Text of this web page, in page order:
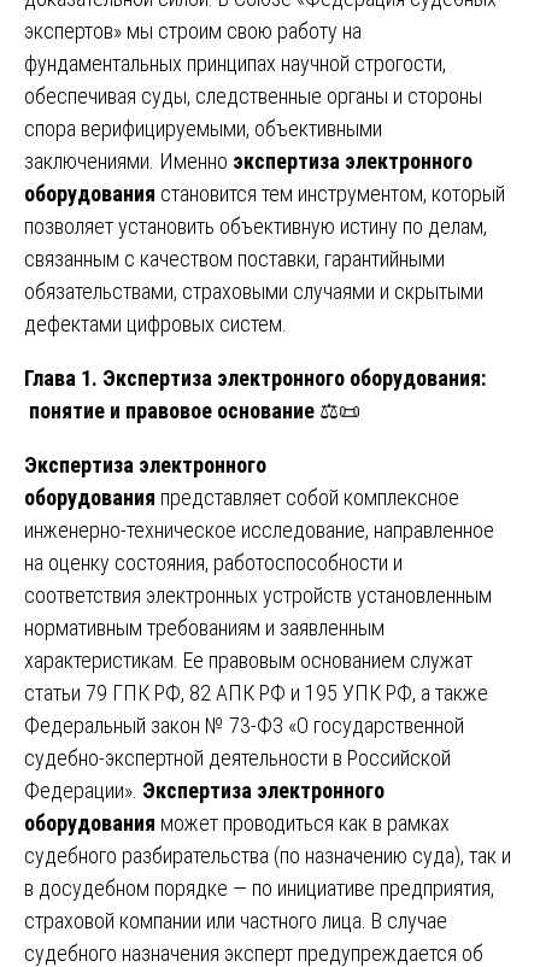
экспертов» мы строим свою работу на
фундаментальных принципах научной строгости,
обеспечивая суды, следственные органы и стороны
спора верифицируемыми, объективными
заключениями. Именно экспертиза электронного
оборудования становится тем инструментом, который
позволяет установить объективную истину по делам,
связанным с качеством поставки, гарантийными
обязательствами, страховыми случаями и скрытыми
дефектами цифровых систем.
Глава 1. Экспертиза электронного оборудования:
понятие и правовое основание ⚖️📜
Экспертиза электронного
оборудования представляет собой комплексное
инженерно-техническое исследование, направленное
на оценку состояния, работоспособности и
соответствия электронных устройств установленным
нормативным требованиям и заявленным
характеристикам. Ее правовым основанием служат
статьи 79 ГПК РФ, 82 АПК РФ и 195 УПК РФ, а также
Федеральный закон № 73-ФЗ «О государственной
судебно-экспертной деятельности в Российской
Федерации». Экспертиза электронного
оборудования может проводиться как в рамках
судебного разбирательства (по назначению суда), так и
в досудебном порядке — по инициативе предприятия,
страховой компании или частного лица. В случае
судебного назначения эксперт предупреждается об